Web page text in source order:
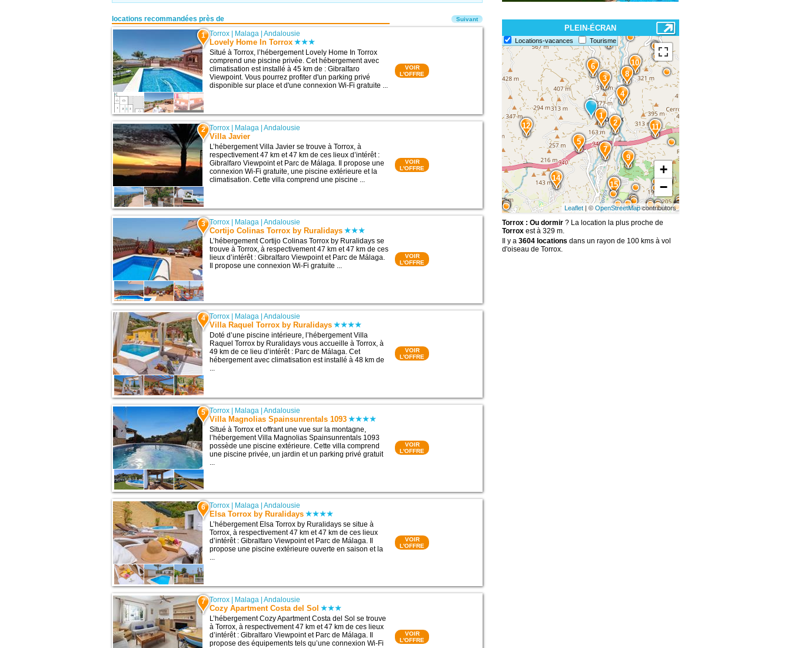
locations recommandées près de
1 Torrox | Malaga |Andalousie
Lovely Home In Torrox
Situé à Torrox, l’hébergement Lovely Home In Torrox
comprend une piscine privée. Cet hébergement avec
climatisation est installé à 45 km de : Gibralfaro
Viewpoint. Vous pourrez profiter d'un parking privé
disponible sur place et d'une connexion Wi-Fi gratuite ...
VOIR
L'OFFRE
2 Torrox | Malaga |Andalousie
Villa Javier
L’hébergement Villa Javier se trouve à Torrox, à
respectivement 47 km et 47 km de ces lieux d’intérêt :
Gibralfaro Viewpoint et Parc de Málaga. Il propose une
connexion Wi-Fi gratuite, une piscine extérieure et la
climatisation. Cette villa comprend une piscine ...
VOIR
L'OFFRE
3 Torrox Malaga |Andalousie
Cortijo Colinas Torrox by Ruralidays
L’hébergement Cortijo Colinas Torrox by Ruralidays se
trouve à Torrox, à respectivement 47 km et 47 km de ces
lieux d’intérêt : Gibralfaro Viewpoint et Parc de Málaga.
Il propose une connexion Wi-Fi gratuite ...
VOIR
L'OFFRE
4 Torrox Malaga |Andalousie
Villa Raquel Torrox by Ruralidays
Doté d’une piscine intérieure, l’hébergement Villa
Raquel Torrox by Ruralidays vous accueille à Torrox, à
49 km de ce lieu d’intérêt : Parc de Málaga. Cet
hébergement avec climatisation est installé à 48 km de
...
VOIR
L'OFFRE
5 Torrox Malaga |Andalousie
Villa Magnolias Spainsunrentals 1093
Situé à Torrox et offrant une vue sur la montagne,
l’hébergement Villa Magnolias Spainsunrentals 1093
possède une piscine extérieure. Cette villa comprend
une piscine privée, un jardin et un parking privé gratuit
...
VOIR
L'OFFRE
6 Torrox | Malaga |Andalousie
Elsa Torrox by Ruralidays
L’hébergement Elsa Torrox by Ruralidays se situe à
Torrox, à respectivement 47 km et 47 km de ces lieux
d’intérêt : Gibralfaro Viewpoint et Parc de Málaga. Il
propose une piscine extérieure ouverte en saison et la
VOIR
L'OFFRE
7 Torrox | Malaga |Andalousie
Cozy Apartment Costa del Sol
L’hébergement Cozy Apartment Costa del Sol se trouve
à Torrox, à respectivement 47 km et 47 km de ces lieux
d’intérêt : Gibralfaro Viewpoint et Parc de Málaga. Il
propose des équipements tels qu’une connexion Wi-Fi
VOIR
L'OFFRE
Suivant
PLEIN-ÉCRAN
Locations-vacances Tourisme
15
14
13
12 11
10
9
8
7
6
5
4
3
2
1
+
−
Leaflet | ©OpenStreetMapcontributors
Torrox : Ou dormir? La location la plus proche de
Torroxest à 329 m.
Il y a 3604 locations dans un rayon de 100 kms à vol
d'oiseau de Torrox.